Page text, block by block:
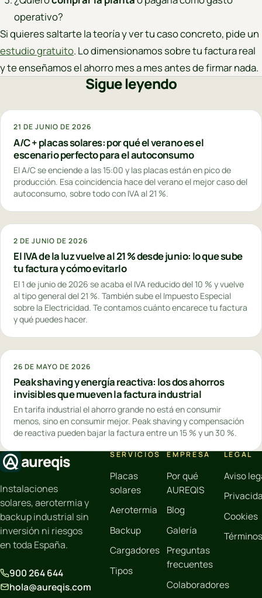
operativo?
Si quieres saltarte la teoría y ver tu caso concreto, pide un
estudio gratuito. Lo dimensionamos sobre tu factura real
y te enseñamos el ahorro mes a mes antes de firmar nada.
Sigue leyendo
21 DE JUNIO DE 2026
A/C + placas solares: por qué el verano es el
escenario perfecto para el autoconsumo
El A/C se enciende a las 15:00 y las placas están en pico de
producción. Esa coincidencia hace del verano el mejor caso del
autoconsumo, sobre todo con IVA al 21 %.
2 DE JUNIO DE 2026
El IVA de la luz vuelve al 21 % desde junio: lo que sube
tu factura y cómo evitarlo
El 1 de junio de 2026 se acaba el IVA reducido del 10 % y vuelve
al tipo general del 21 %. También sube el Impuesto Especial
sobre la Electricidad. Te contamos cuánto encarece tu factura
y qué puedes hacer.
26 DE MAYO DE 2026
Peak shaving y energía reactiva: los dos ahorros
invisibles que mueven la factura industrial
En tarifa industrial el ahorro grande no está en consumir
menos, sino en consumir mejor. Peak shaving y compensación
de reactiva pueden bajar la factura entre un 15 % y un 30 %.
aureqis
Instalaciones
solares, aerotermia y
backup industrial sin
inversión ni riesgos
en toda España.
900 264 644
hola@aureqis.com
SERVICIOS
Placas
solares
Aerotermia
Backup
Cargadores
Tipos
EMPRESA
Por qué
AUREQIS
Blog
Galería
Preguntas
frecuentes
Colaboradores
LEGAL
Aviso
Cookies
Términos